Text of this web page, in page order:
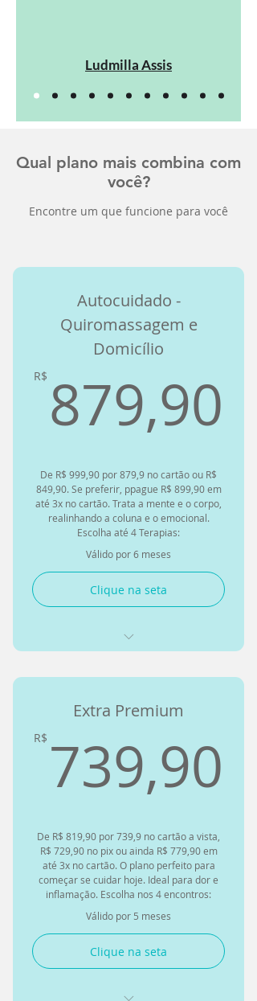
Ludmilla Assis
Qual plano mais combina com
você?
Encontre um que funcione para você
Autocuidado -
Quiromassagem e
Domicílio
R$ 879,90
De R$ 999,90 por 879,9 no cartão ou R$
849,90. Se preferir, ppague R$ 899,90 em
até 3x no cartão. Trata a mente e o corpo,
realinhando a coluna e o emocional.
Escolha até 4 Terapias:
Válido por 6 meses
Clique na seta
Relaxante
Quiropraxia+Massagem
Quiropraxia+Massagem
Desportiva
Quiro+Drenagem Linfática
(membros inferiores ou
superiores)
Troque por até 4 atendimentos
domiciliares de até 7km
Compartilhe até 1 sessão
Extra Premium
R$ 739,90
De R$ 819,90 por 739,9 no cartão a vista,
R$ 729,90 no pix ou ainda R$ 779,90 em
até 3x no cartão. O plano perfeito para
começar se cuidar hoje. Ideal para dor e
inflamação. Escolha nos 4 encontros:
Válido por 5 meses
Clique na seta